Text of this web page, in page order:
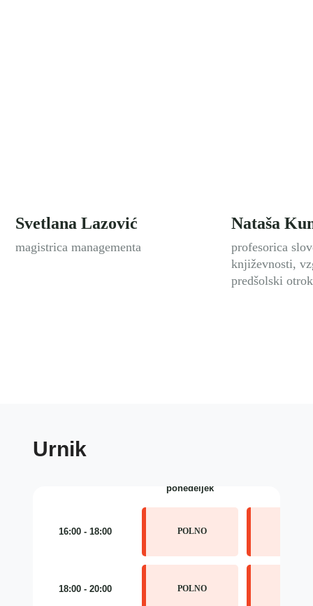
Svetlana Lazović
magistrica managementa
Nataša
profesorica
književnosti,
predšolski otrok
Urnik
ponedeljek
16:00 - 18:00 POLNO
18:00 - 20:00 POLNO